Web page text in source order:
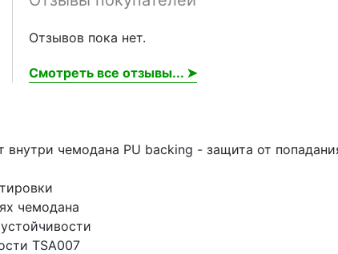
Отзывов пока нет.
Смотреть все отзывы... ➤
внутри чемодана PU backing - защита от
чемодана
TSA007